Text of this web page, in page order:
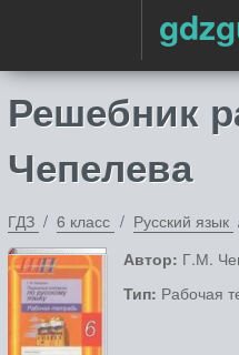
Решебник
Чепелева
ГДЗ 6 класс Русский язык
Автор: Г.М.
Тип: Рабочая